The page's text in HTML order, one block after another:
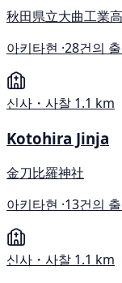
秋田県立大曲工業
아키타현 ·28건의
신사・사찰 1.1 km
Kotohira Jinja
金刀比羅神社
아키타현 ·13건의
신사・사찰 1.1 km